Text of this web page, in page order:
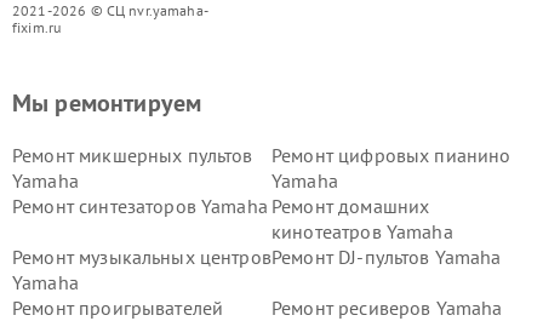
2021-2026 © СЦ nvr.yamaha-
fixim.ru
Мы ремонтируем
Ремонт микшерных пультов
Yamaha
Ремонт цифровых пианино
Yamaha
Ремонт синтезаторов Yamaha Ремонт домашних
кинотеатров Yamaha
Ремонт музыкальных центров
Yamaha
Ремонт DJ-пультов Yamaha
Ремонт проигрывателей
Ремонт ресиверов Yamaha